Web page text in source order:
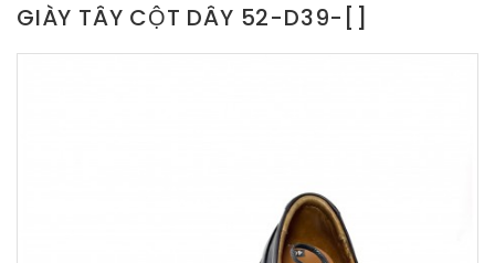
GIÀY TÂY CỘT DÂY 52-D39-[]